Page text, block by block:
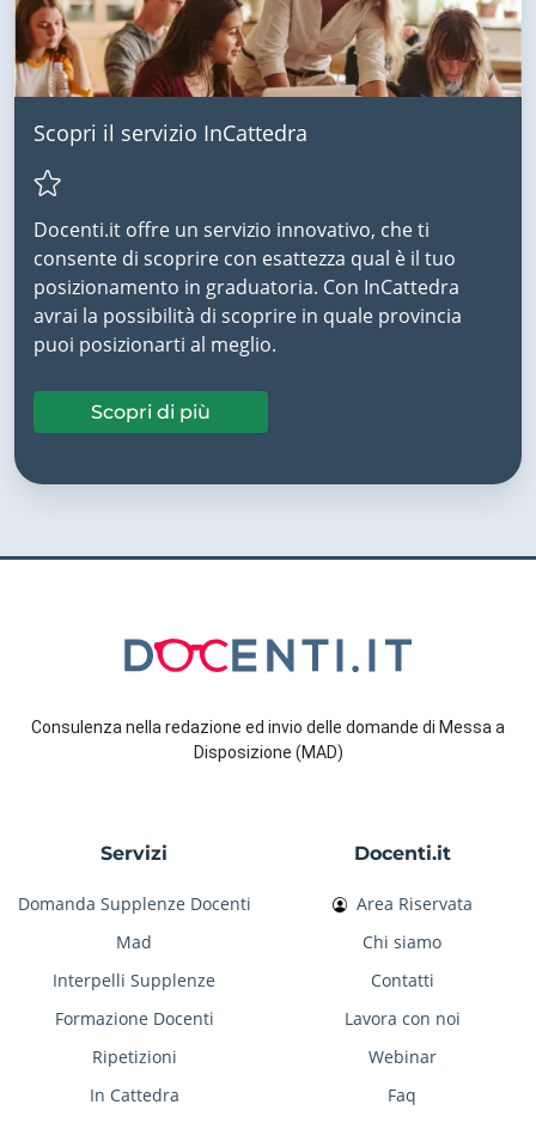
Scopri il servizio InCattedra
Docenti.it offre un servizio innovativo, che ti
consente di scoprire con esattezza qual è il tuo
posizionamento in graduatoria. Con InCattedra
avrai la possibilità di scoprire in quale provincia
puoi posizionarti al meglio.
Scopri di più
Consulenza nella redazione ed invio delle domande di Messa a
Disposizione (MAD)
Servizi
Domanda Supplenze Docenti
Mad
Interpelli Supplenze
Formazione Docenti
Ripetizioni
In Cattedra
Docenti.it
Area Riservata
Chi siamo
Contatti
Lavora con noi
Webinar
Faq